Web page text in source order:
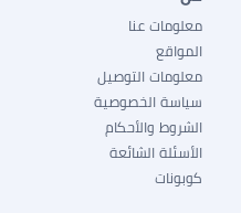
معلومات عنا
المواقع
معلومات التوصيل
سياسة الخصوصية
الشروط والأحكام
الأسئلة الشائعة
كوبونات